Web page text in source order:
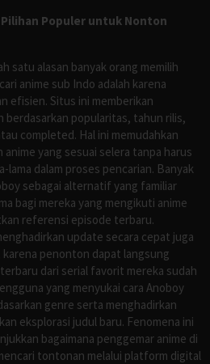
Populer untuk Nonton
satu alasan banyak orang memilih
anime sub Indo adalah karena
efisien. Situs ini memberikan
berdasarkan popularitas, tahun rilis,
completed. Hal ini memudahkan
yang sesuai selera tanpa harus
lama dalam proses pencarian. Banyak
sebagai alternatif yang familiar
bagi mereka yang mengikuti anime
referensi episode terbaru.
update secara cepat juga
penonton dapat langsung
dari serial favorit mereka sudah
yang menyukai cara Anoboy
genre serta menghadirkan
eksplorasi judul baru. Fenomena ini
bagaimana penggemar anime di
tontonan melalui platform digital